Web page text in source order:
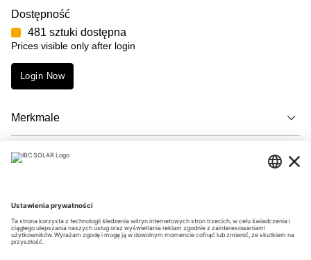
Dostępność
481 sztuki dostępna
Prices visible only after login
Login Now
Merkmale
Opis
Downloads